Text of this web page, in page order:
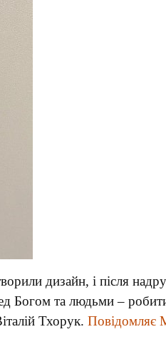
дизайн, і після
Богом та людьми –
Тхорук. Повідомляє